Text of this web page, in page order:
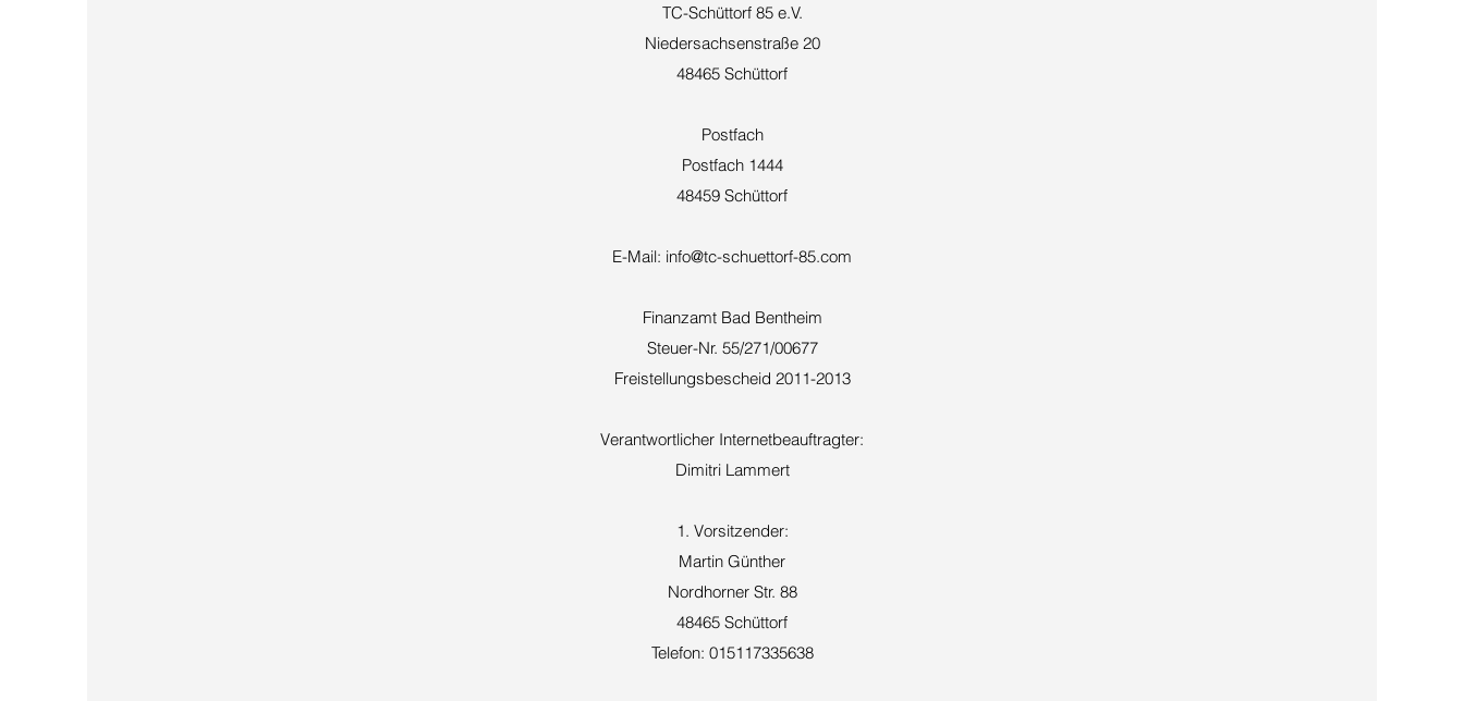
TC-Schüttorf 85 e.V.
Niedersachsenstraße 20
48465 Schüttorf
Postfach
Postfach 1444
48459 Schüttorf
E-Mail: info@tc-schuettorf-85.com
Finanzamt Bad Bentheim
Steuer-Nr. 55/271/00677
Freistellungsbescheid 2011-2013
Verantwortlicher Internetbeauftragter:
Dimitri Lammert
1. Vorsitzender:
Martin Günther
Nordhorner Str. 88
48465 Schüttorf
Telefon: 015117335638